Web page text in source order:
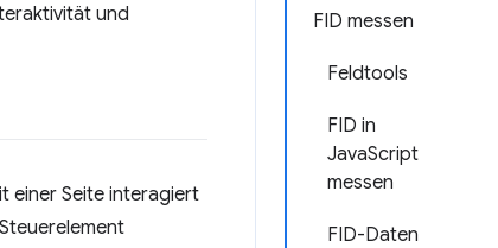
FID messen
Feldtools
FID in
JavaScript
messen
FID-Daten
und
einer Seite interagiert